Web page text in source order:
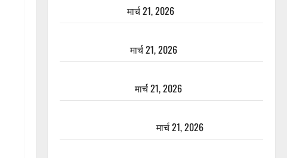
मार्च 21, 2026
मार्च 21, 2026
मार्च 21, 2026
मार्च 21, 2026